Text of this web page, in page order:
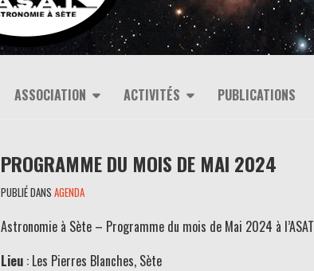
ASSOCIATION ACTIVITÉS PUBLICATIONS
PROGRAMME DU MOIS DE MAI 2024
PUBLIÉ DANS AGENDA
Astronomie à Sète – Programme du mois de Mai 2024 à l’ASAT
Lieu : Les Pierres Blanches, Sète